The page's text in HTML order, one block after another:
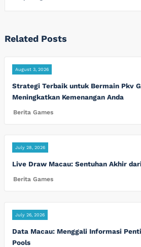
Related Posts
August 3, 2026
Strategi Terbaik untuk Bermain Pkv
Meningkatkan Kemenangan Anda
Berita Games
July 28, 2026
Live Draw Macau: Sentuhan Akhir
Berita Games
July 26, 2026
Data Macau: Menggali Informasi
Pools